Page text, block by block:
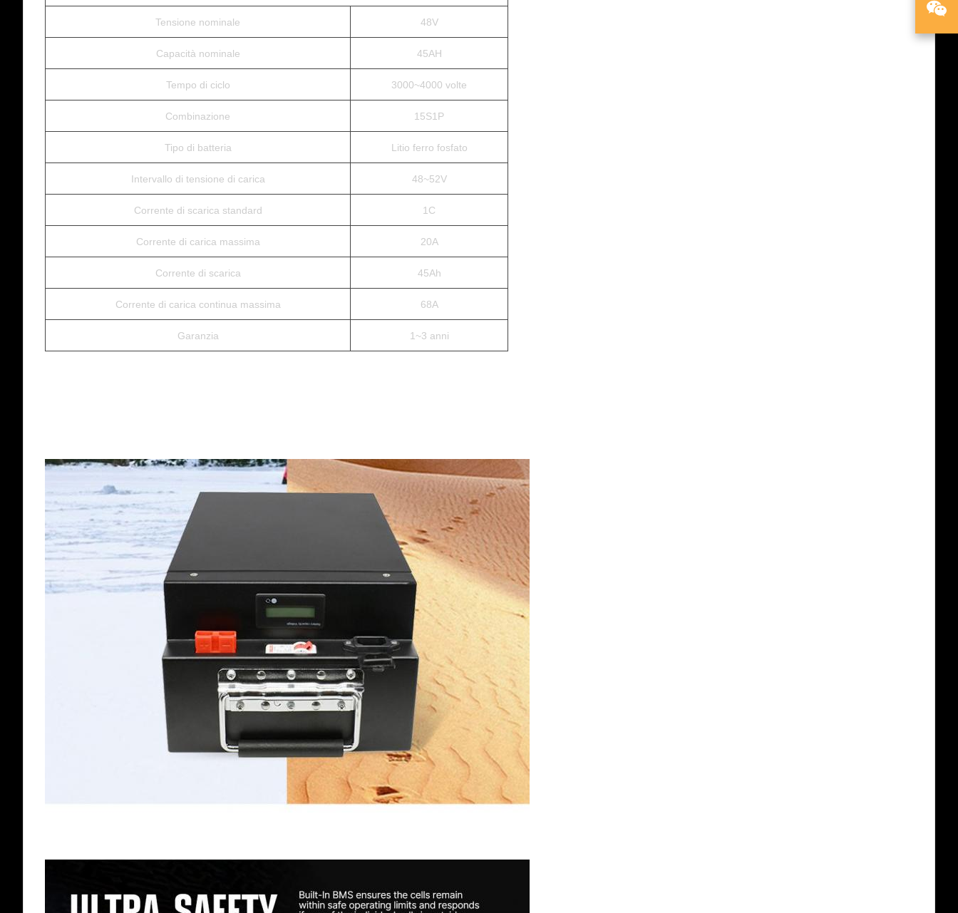
Tensione nominale 48V
Capacità nominale 45AH
Tempo di ciclo 3000~4000 volte
Combinazione 15S1P
Tipo di batteria Litio ferro fosfato
Intervallo di tensione di carica 48~52V
Corrente di scarica standard 1C
Corrente di carica massima 20A
Corrente di scarica 45Ah
Corrente di carica continua massima 68A
Garanzia 1~3 anni